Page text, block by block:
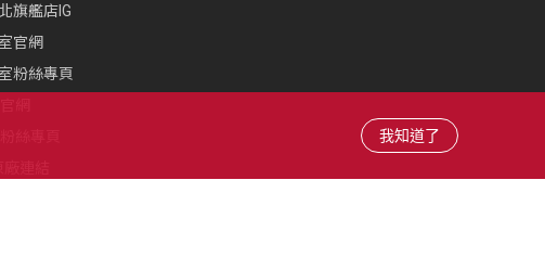
旗艦店IG
官網
粉絲專頁